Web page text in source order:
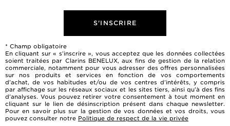
S'INSCRIRE
* Champ obligatoire
En cliquant sur « s’inscrire », vous acceptez que les données collectées
soient traitées par Clarins BENELUX, aux fins de gestion de la relation
commerciale, notamment pour vous adresser des offres personnalisées
sur nos produits et services en fonction de vos comportements
d’achat, de vos habitudes et/ou de vos centres d’intérêts, y compris
par affichage sur les réseaux sociaux et les sites tiers, ainsi qu’à des fins
d’analyses. Vous pouvez retirer votre consentement à tout moment en
cliquant sur le lien de désinscription présent dans chaque newsletter.
Pour en savoir plus sur la gestion de vos données et vos droits, vous
pouvez consulter notre Politique de respect de la vie privée